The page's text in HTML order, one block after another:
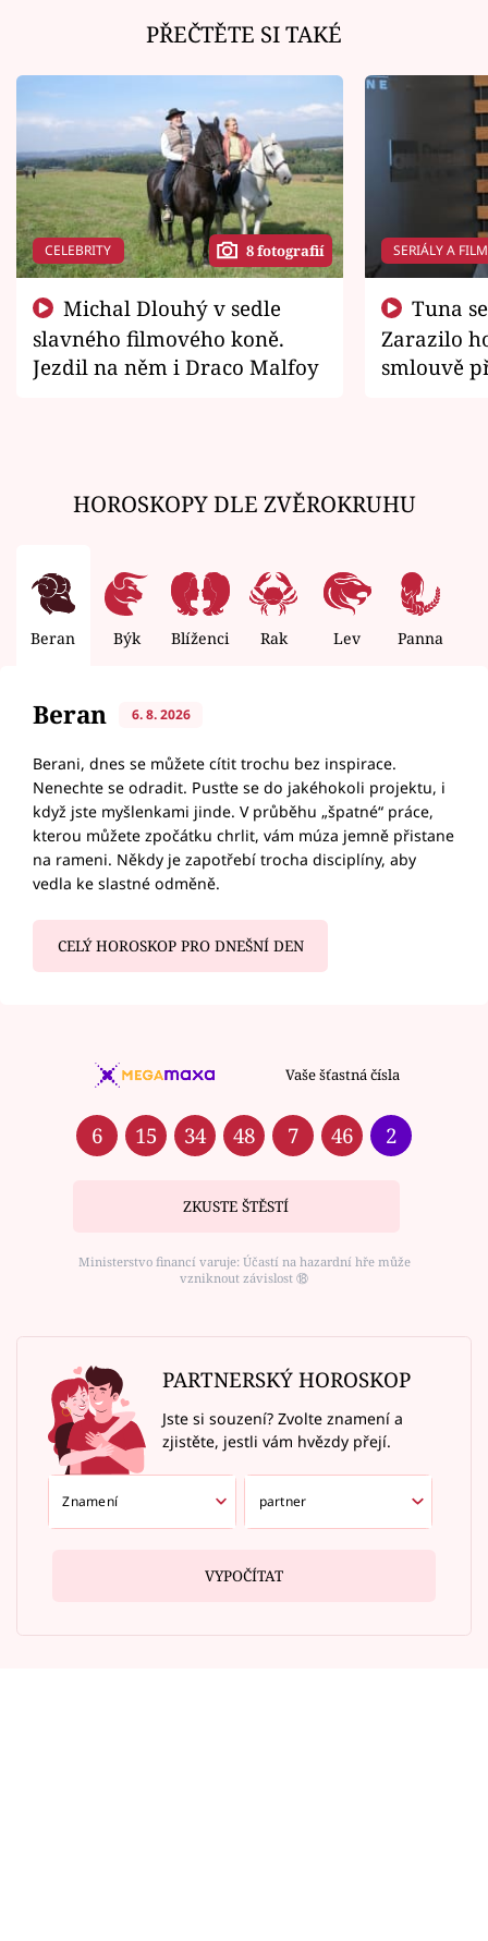
PŘEČTĚTE SI TAKÉ
CELEBRITY 8 fotografií
slavného filmového koně.
Jezdil na něm i Draco Malfoy
SERIÁLY A
Zarazilo
smlouvě
HOROSKOPY DLE ZVĚROKRUHU
Beran Býk Blíženci Rak Lev Panna
Beran 6. 8. 2026
Berani, dnes se můžete cítit trochu bez inspirace.
Nenechte se odradit. Pusťte se do jakéhokoli projektu, i
když jste myšlenkami jinde. V průběhu „špatné“ práce,
kterou můžete zpočátku chrlit, vám múza jemně přistane
na rameni. Někdy je zapotřebí trocha disciplíny, aby
vedla ke slastné odměně.
CELÝ HOROSKOP PRO DNEŠNÍ DEN
Vaše šťastná čísla
6 15 34 48 7 46 2
ZKUSTE ŠTĚSTÍ
Ministerstvo financí varuje: Účastí na hazardní hře může
vzniknout závislost ⑱
PARTNERSKÝ HOROSKOP
Jste si souzení? Zvolte znamení a
zjistěte, jestli vám hvězdy přejí.
VYPOČÍTAT